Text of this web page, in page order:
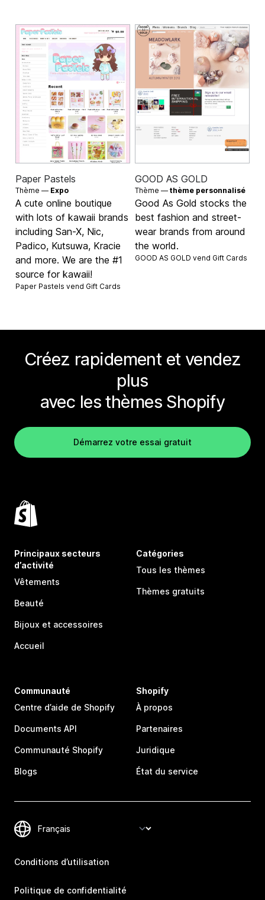
Paper Pastels
Thème — Expo
A cute online boutique
with lots of kawaii brands
including San-X, Nic,
Padico, Kutsuwa, Kracie
and more. We are the #1
source for kawaii!
Paper Pastels vend Gift Cards
GOOD AS GOLD
Thème — thème personnalisé
Good As Gold stocks the
best fashion and street-
wear brands from around
the world.
GOOD AS GOLD vend Gift Cards
Créez rapidement et vendez
plus
avec les thèmes Shopify
Démarrez votre essai gratuit
Principaux secteurs
d’activité
Vêtements
Beauté
Bijoux et accessoires
Accueil
Catégories
Tous les thèmes
Thèmes gratuits
Communauté
Centre d’aide de Shopify
Documents API
Communauté Shopify
Blogs
Shopify
À propos
Partenaires
Juridique
État du service
Conditions d’utilisation
Politique de confidentialité